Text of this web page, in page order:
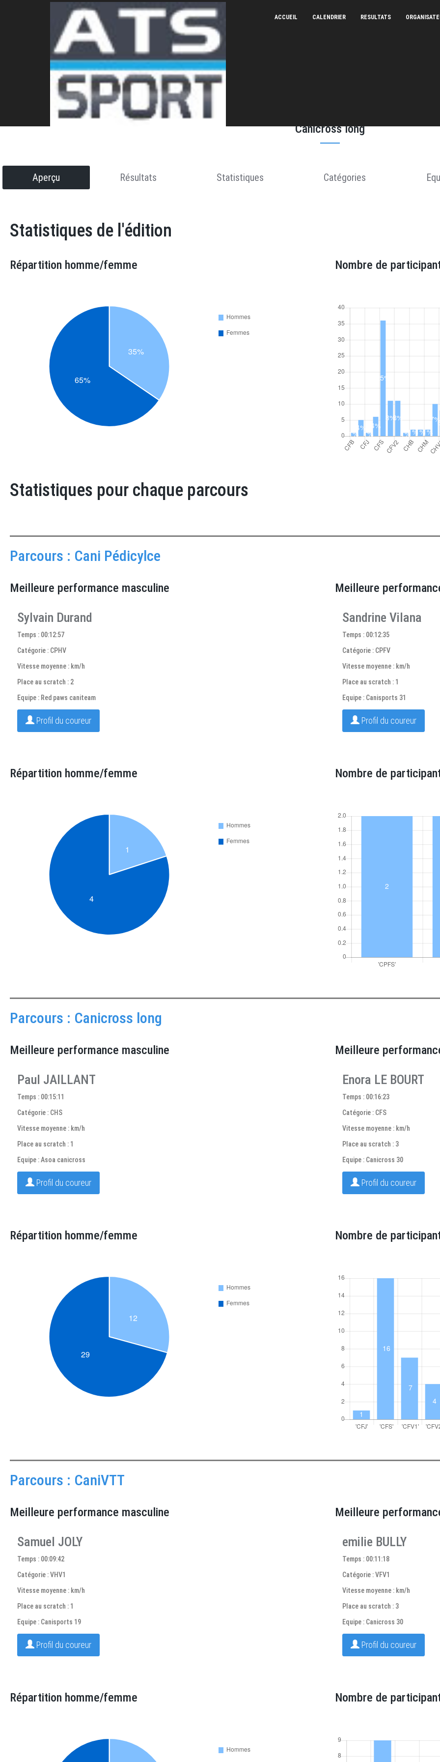
ACCUEIL CALENDRIER RESULTATS
Canicross long
Aperçu Résultats Statistiques Catégories
Statistiques de l'édition
Répartition homme/femme Nombre de
Statistiques pour chaque parcours
Parcours : Cani Pédicylce
Meilleure performance masculine
Sylvain Durand
Temps : 00:12:57
Catégorie : CPHV
Vitesse moyenne : km/h
Place au scratch : 2
Equipe : Red paws caniteam
Profil du coureur
Meilleure
Sandrine Vilana
Temps : 00:12:35
Catégorie : CPFV
Vitesse moyenne : km/h
Place au scratch : 1
Equipe : Canisports 31
Profil du coureur
Répartition homme/femme Nombre de
Parcours : Canicross long
Meilleure performance masculine
Paul JAILLANT
Temps : 00:15:11
Catégorie : CHS
Vitesse moyenne : km/h
Place au scratch : 1
Equipe : Asoa canicross
Profil du coureur
Meilleure
Enora LE BOURT
Temps : 00:16:23
Catégorie : CFS
Vitesse moyenne : km/h
Place au scratch : 3
Equipe : Canicross 30
Profil du coureur
Répartition homme/femme Nombre de
Parcours : CaniVTT
Meilleure performance masculine
Samuel JOLY
Temps : 00:09:42
Catégorie : VHV1
Vitesse moyenne : km/h
Place au scratch : 1
Equipe : Canisports 19
Profil du coureur
Meilleure
emilie BULLY
Temps : 00:11:18
Catégorie : VFV1
Vitesse moyenne : km/h
Place au scratch : 3
Equipe : Canicross 30
Profil du coureur
Répartition homme/femme Nombre de